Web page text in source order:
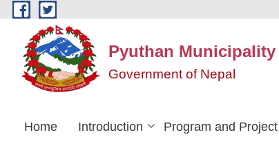
Skip to main content
Pyuthan Municipality
Government of Nepal
Home Introduction Program and Project